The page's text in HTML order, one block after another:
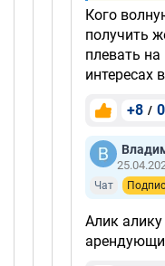
Кого
получить
плевать
интересах
+8 / 0
Чат
Алик